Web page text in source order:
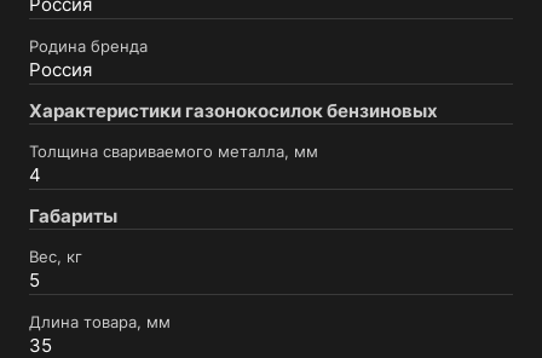
Россия
Родина бренда
Россия
Характеристики газонокосилок бензиновых
Толщина свариваемого металла, мм
4
Габариты
Вес, кг
5
Длина товара, мм
35